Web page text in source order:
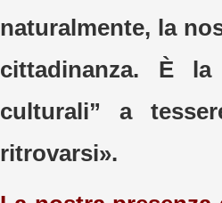
naturalmente, la
cittadinanza. È la
culturali” a
ritrovarsi».